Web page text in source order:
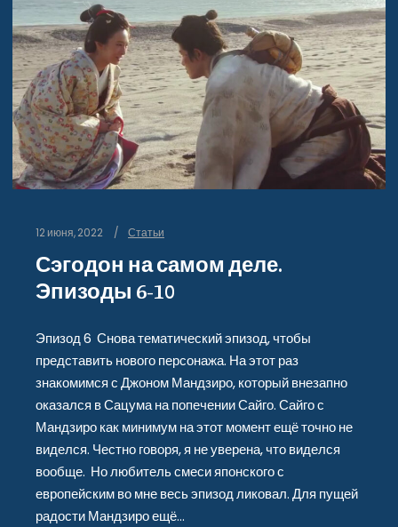
12 июня, 2022 Статьи
Сэгодон на самом деле.
Эпизоды 6-10
Эпизод 6 Снова тематический эпизод, чтобы
представить нового персонажа. На этот раз
знакомимся с Джоном Мандзиро, который внезапно
оказался в Сацума на попечении Сайго. Сайго с
Мандзиро как минимум на этот момент ещё точно не
виделся. Честно говоря, я не уверена, что виделся
вообще. Но любитель смеси японского с
европейским во мне весь эпизод ликовал. Для пущей
радости Мандзиро ещё…